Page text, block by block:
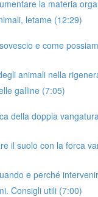
la materia
letame (12:29)
e come
animali nella
galline (7:05)
della doppia
il suolo con la forca
e perché
Consigli utili (7:00)